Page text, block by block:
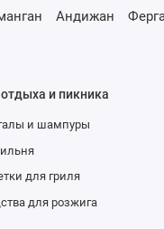
Андижан
и пикника
и шампуры
для гриля
для розжига